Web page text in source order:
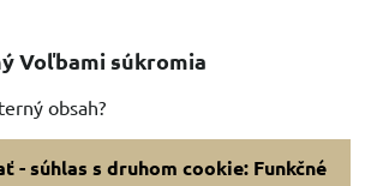
Voľbami súkromia
obsah?
- súhlas s druhom cookie: Funkčné